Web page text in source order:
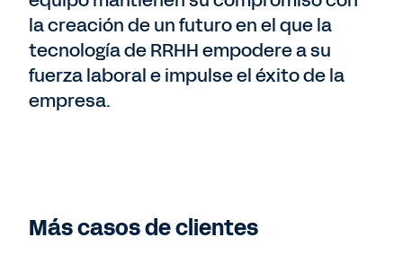
la creación de un futuro en el que la
tecnología de RRHH empodere a su
fuerza laboral e impulse el éxito de la
empresa.
Más casos de clientes